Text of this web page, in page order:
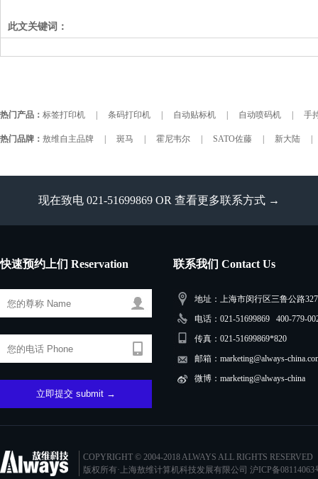
此文关键词：
热门产品： 标签打印机 条码打印机 自动贴标机 自动喷码机 手
热门品牌： 敖维自主品牌 斑马 霍尼韦尔 SATO佐藤 新大陆
现在致电 021-51699869 OR 查看更多联系方式 →
快速预约上们 Reservation 联系我们 Contact Us
地址：上海市闵行区三鲁公路
电话：021-51699869 400-779-
传真：021-51699869*820
邮箱：marketing@always-
微博：marketing@always-china
COPYRIGHT © 2004-2018 ALWAYS ALL RIGHTS RESERVED
版权所有·上海敖维计算机科技发展有限公司 沪ICP备08114063